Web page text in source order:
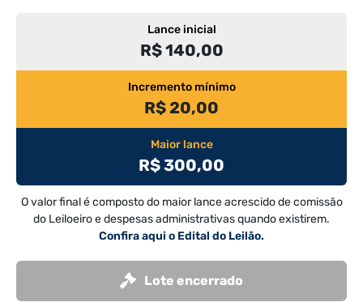
Lance inicial
R$ 140,00
Incremento mínimo
R$ 20,00
Maior lance
R$ 300,00
O valor final é composto do maior lance acrescido de comissão
do Leiloeiro e despesas administrativas quando existirem.
Confira aqui o Edital do Leilão.
Lote encerrado